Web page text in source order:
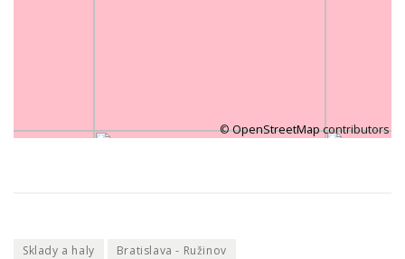
©OpenStreetMapcontributors
Sklady a haly
Bratislava - Ružinov